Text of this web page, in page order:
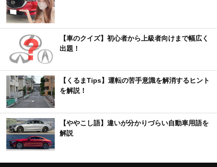
【車のクイズ】初心者から上級者向けまで幅広く
出題！
【くるまTips】運転の苦手意識を解消するヒント
を解説！
【ややこし語】違いが分かりづらい自動車用語を
解説